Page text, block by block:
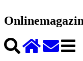
Onlinemagazin